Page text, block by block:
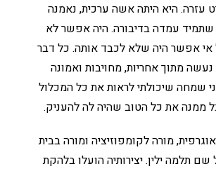
עזרה. היא היתה אשה ערכית, נאמנה
שתמיד עמדה בדיבורה. היה אפשר לא
אפשר היה שלא לכבד אותה. כל דבר
מתוך אחריות, מחויבות ואמונה
שמחה שיכולתי לראות את כל המכלול
ממנה את כל הטוב שהיה לה להעניק.
מורה לקומפוזיציה ומורה בבית
תלמה ילין. יצירותיה הועלו בלהקת